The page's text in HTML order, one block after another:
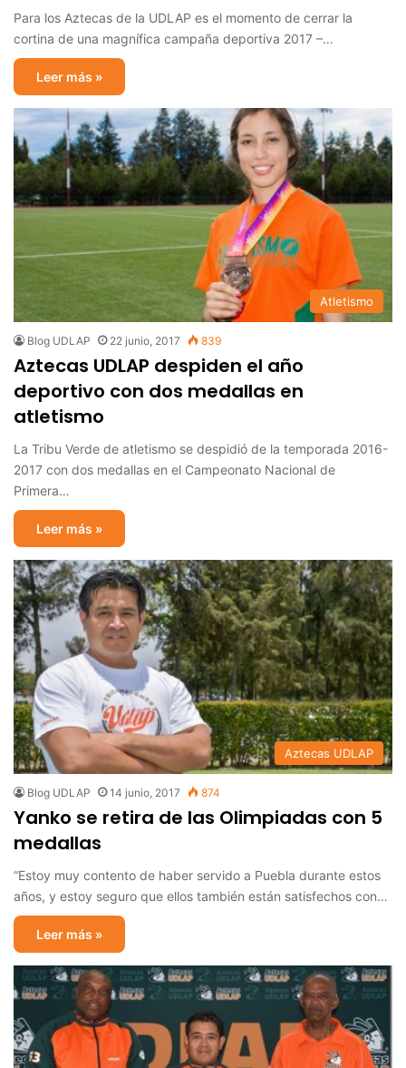
Para los Aztecas de la UDLAP es el momento de cerrar la
cortina de una magnífica campaña deportiva 2017 –…
Leer más »
Atletismo
Blog UDLAP 22 junio, 2017 839
Aztecas UDLAP despiden el año
deportivo con dos medallas en
atletismo
La Tribu Verde de atletismo se despidió de la temporada 2016-
2017 con dos medallas en el Campeonato Nacional de
Primera…
Leer más »
Aztecas UDLAP
Blog UDLAP 14 junio, 2017 874
Yanko se retira de las Olimpiadas con 5
medallas
“Estoy muy contento de haber servido a Puebla durante estos
años, y estoy seguro que ellos también están satisfechos con…
Leer más »